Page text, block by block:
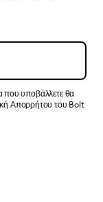
που υποβάλλετε θα
Απορρήτου του Bolt